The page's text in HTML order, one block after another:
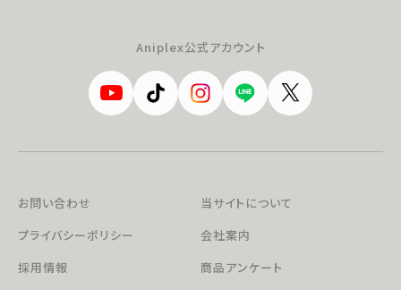
Aniplex公式アカウント
お問い合わせ
当サイトについて
プライバシーポリシー
会社案内
採用情報
商品アンケート